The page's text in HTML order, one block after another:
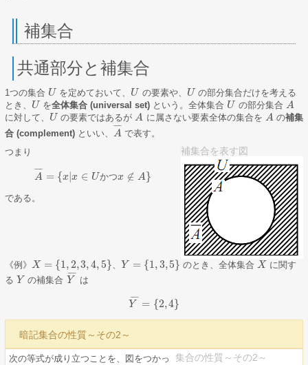
補集合
共通部分と補集合
1つの集合 U
U を定めておいて、 U
U の要素や、 U
U の部分集合だけを考える
とき、
U
U を全体集合 (universal set) という。全体集合 U
U の部分集合 A
A
に対して、
U
U の要素ではあるがA
A に属さない要素全体の集合を A
A の補集
合 (complement) といい、 A
¯¯
¯¯
A¯ で表す。
補集合を表す図
つまり
A
¯¯
¯¯ = {x |x ∈ Uかつx ∉ A }
A ¯ ={ x|x ∈ Uかつx∉ A}
である。
《例》 X = {1,2,3,4,5}
X= {1, 2 3, 4,5} Y = {1,3,5}
Y {1, 3 ,5} のとき、全体集合 X
X
に関す
る Y
Y の補集合 Y
¯¯
¯¯
Y¯ は
Y
¯¯
¯¯ = {2,4}
Y¯= {2,4}
暗記集合の性質～その2～
集合の性質～その2～
次の等式が成り立つことを、図をつかっ